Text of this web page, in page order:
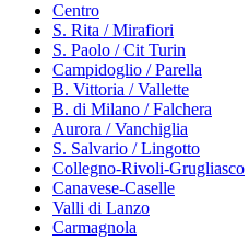
Centro
S. Rita / Mirafiori
S. Paolo / Cit Turin
Campidoglio / Parella
B. Vittoria / Vallette
B. di Milano / Falchera
Aurora / Vanchiglia
S. Salvario / Lingotto
Collegno-Rivoli-Grugliasco
Canavese-Caselle
Valli di Lanzo
Carmagnola